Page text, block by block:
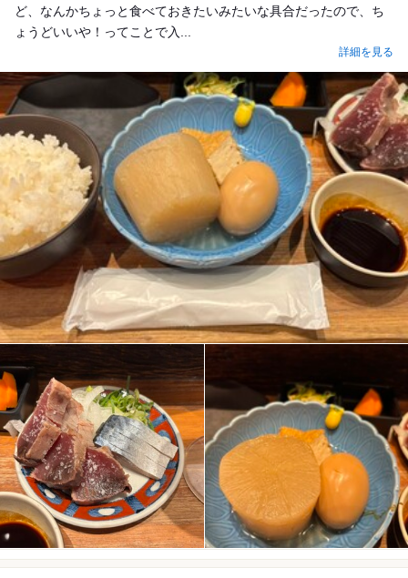
ど、なんかちょっと食べておきたいみたいな具合だったので、ち
ょうどいいや！ってことで入...
詳細を見る